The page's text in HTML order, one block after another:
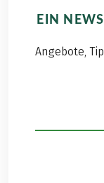
EIN
Angebote,